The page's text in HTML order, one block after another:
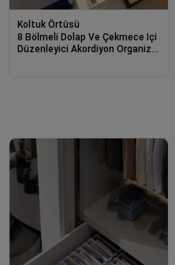
Koltuk Örtüsü
8 Bölmeli Dolap Ve Çekmece Içi
Düzenleyici Akordiyon Organizer